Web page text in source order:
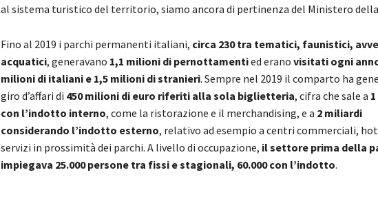
al sistema turistico del territorio, siamo ancora di pertinenza del Ministero della
Fino al 2019 i parchi permanenti italiani, circa 230 tra tematici, faunistici,
acquatici, generavano 1,1 milioni di pernottamentied erano visitati ogni
milioni di italiani e 1,5 milioni di stranieri. Sempre nel 2019 il comparto ha
giro d’affari di 450 milioni di euro riferiti alla sola biglietteria, cifra che sale a
con l’indotto interno, come la ristorazione e il merchandising, e a 2 miliardi
considerando l’indotto esterno, relativo ad esempio a centri commerciali,
servizi in prossimità dei parchi. A livello di occupazione, il settore prima della
impiegava 25.000 persone tra fissi e stagionali, 60.000 con l’indotto.